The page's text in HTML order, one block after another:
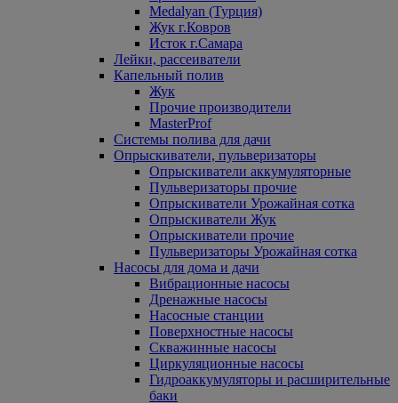
Medalyan (Турция)
Жук г.Ковров
Исток г.Самара
Лейки, рассеиватели
Капельный полив
Жук
Прочие производители
MasterProf
Системы полива для дачи
Опрыскиватели, пульверизаторы
Опрыскиватели аккумуляторные
Пульверизаторы прочие
Опрыскиватели Урожайная сотка
Опрыскиватели Жук
Опрыскиватели прочие
Пульверизаторы Урожайная сотка
Насосы для дома и дачи
Вибрационные насосы
Дренажные насосы
Насосные станции
Поверхностные насосы
Скважинные насосы
Циркуляционные насосы
Гидроаккумуляторы и расширительные
баки